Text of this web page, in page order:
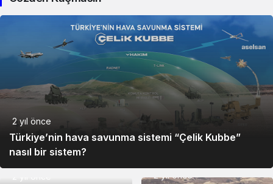
2 yıl önce
Türkiye’nin hava savunma sistemi “Çelik Kubbe”
nasıl bir sistem?
2 yıl önce